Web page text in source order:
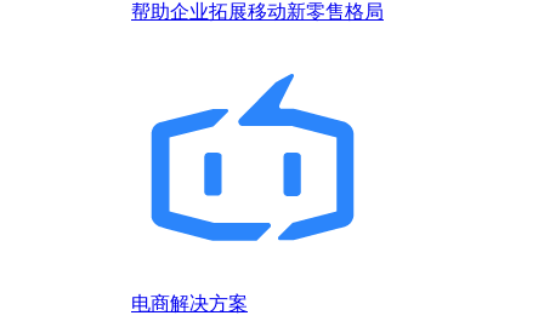
帮助企业拓展移动新零售格局
电商解决方案